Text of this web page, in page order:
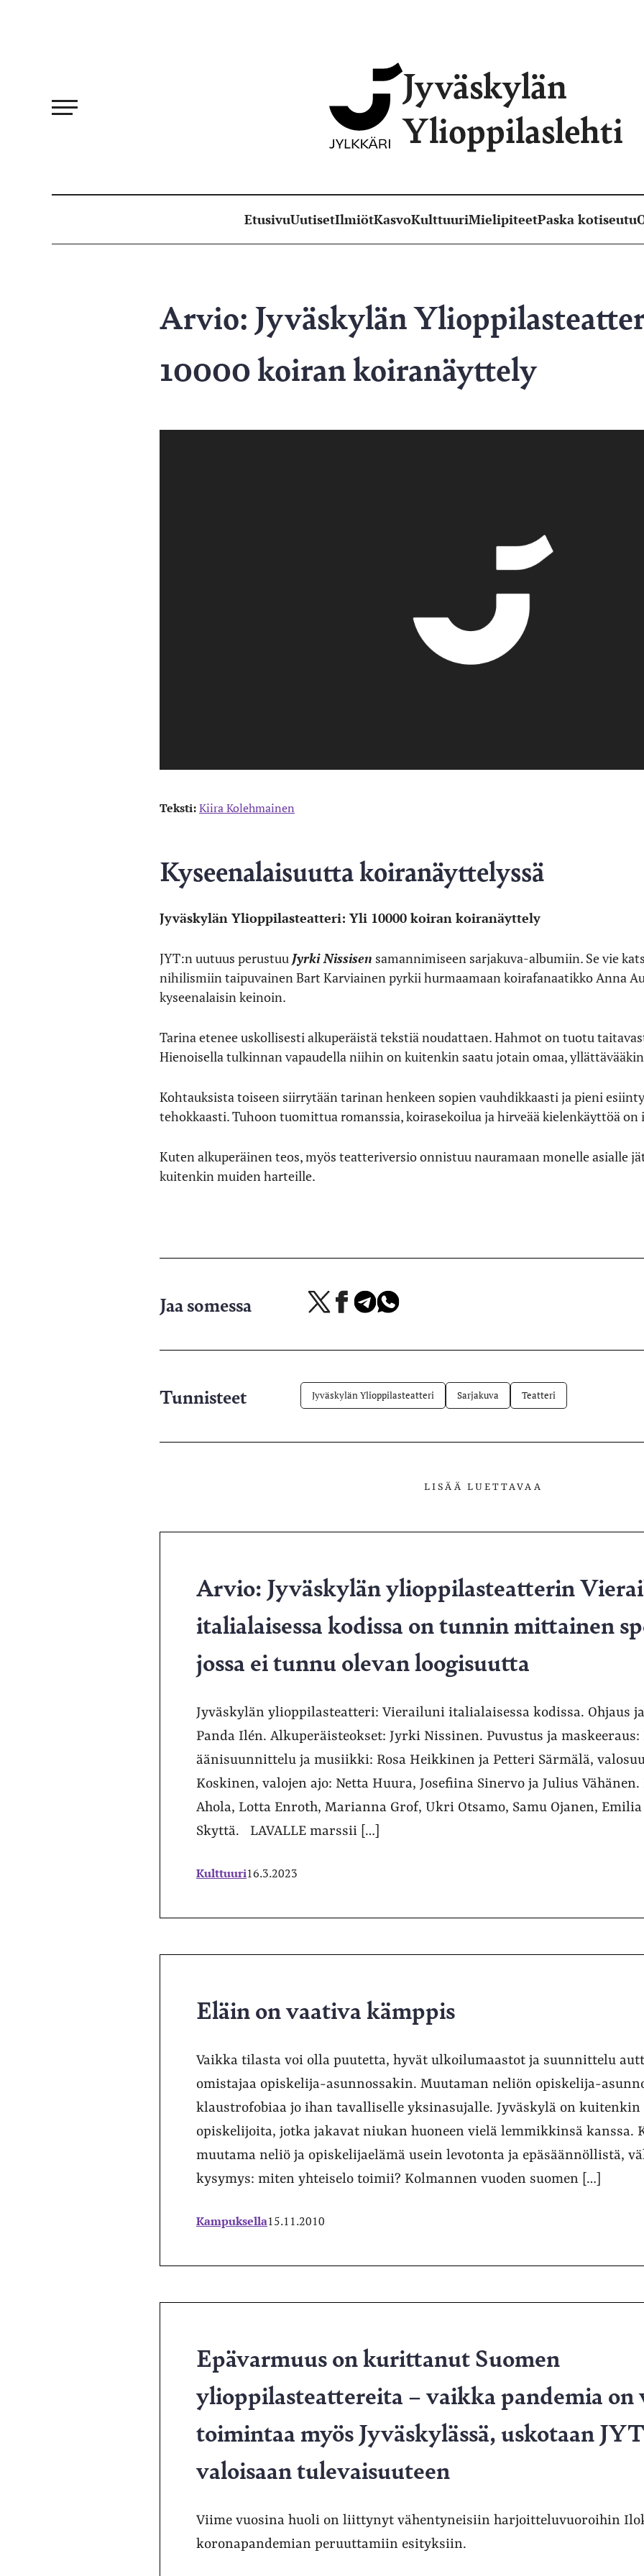
Jyväskylän
Ylioppilaslehti
EtusivuUutisetIlmiötKasvoKulttuuriMielipiteetPaska kotiseutu
Arvio: Jyväskylän
10000 koiran koiranäyttely
Teksti:Kiira Kolehmainen
Kyseenalaisuutta koiranäyttelyssä
Jyväskylän Ylioppilasteatteri: Yli 10000 koiran koiranäyttely
JYT:n uutuus perustuu Jyrki Nissisen samannimiseen sarjakuva-albumiin. Se vie
nihilismiin taipuvainen Bart Karviainen pyrkii hurmaamaan koirafanaatikko Anna
kyseenalaisin keinoin.
Tarina etenee uskollisesti alkuperäistä tekstiä noudattaen. Hahmot on tuotu
Hienoisella tulkinnan vapaudella niihin on kuitenkin saatu jotain omaa,
Kohtauksista toiseen siirrytään tarinan henkeen sopien vauhdikkaasti ja pieni
tehokkaasti. Tuhoon tuomittua romanssia, koirasekoilua ja hirveää kielenkäyttöä on
Kuten alkuperäinen teos, myös teatteriversio onnistuu nauramaan monelle asialle
kuitenkin muiden harteille.
Jaa somessa
Jaa
palvelussa
Jaa Jaa Jaa
Tunnisteet Jyväskylän Ylioppilasteatteri Sarjakuva Teatteri
LISÄÄ LUETTAVAA
Arvio: Jyväskylän ylioppilasteatterin
italialaisessa kodissa on tunnin mittainen
jossa ei tunnu olevan loogisuutta
Jyväskylän ylioppilasteatteri: Vierailuni italialaisessa kodissa. Ohjaus
Panda Ilén. Alkuperäisteokset: Jyrki Nissinen. Puvustus ja maskeeraus:
äänisuunnittelu ja musiikki: Rosa Heikkinen ja Petteri Särmälä,
Koskinen, valojen ajo: Netta Huura, Josefiina Sinervo ja Julius Vähänen.
Ahola, Lotta Enroth, Marianna Grof, Ukri Otsamo, Samu Ojanen,
Skyttä. LAVALLE marssii […]
Kulttuuri16.3.2023
Eläin on vaativa kämppis
Vaikka tilasta voi olla puutetta, hyvät ulkoilumaastot ja suunnittelu
omistajaa opiskelija-asunnossakin. Muutaman neliön opiskelija-
klaustrofobiaa jo ihan tavalliselle yksinasujalle. Jyväskylä on
opiskelijoita, jotka jakavat niukan huoneen vielä lemmikkinsä kanssa.
muutama neliö ja opiskelijaelämä usein levotonta ja epäsäännöllistä,
kysymys: miten yhteiselo toimii? Kolmannen vuoden suomen […]
Kampuksella15.11.2010
Epävarmuus on kurittanut Suomen
ylioppilasteattereita – vaikka pandemia on
toimintaa myös Jyväskylässä, uskotaan
valoisaan tulevaisuuteen
Viime vuosina huoli on liittynyt vähentyneisiin harjoitteluvuoroihin
koronapandemian peruuttamiin esityksiin.